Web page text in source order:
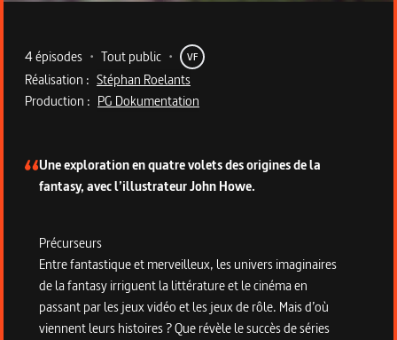
Metadata du programme
4 épisodes • Tout public • VF
Réalisation : Stéphan Roelants
Production : PG Dokumentation
Description de la série
Une exploration en quatre volets des origines de la
fantasy, avec l’illustrateur John Howe.
Précurseurs
Entre fantastique et merveilleux, les univers imaginaires
de la fantasy irriguent la littérature et le cinéma en
passant par les jeux vidéo et les jeux de rôle. Mais d’où
viennent leurs histoires ? Que révèle le succès de séries